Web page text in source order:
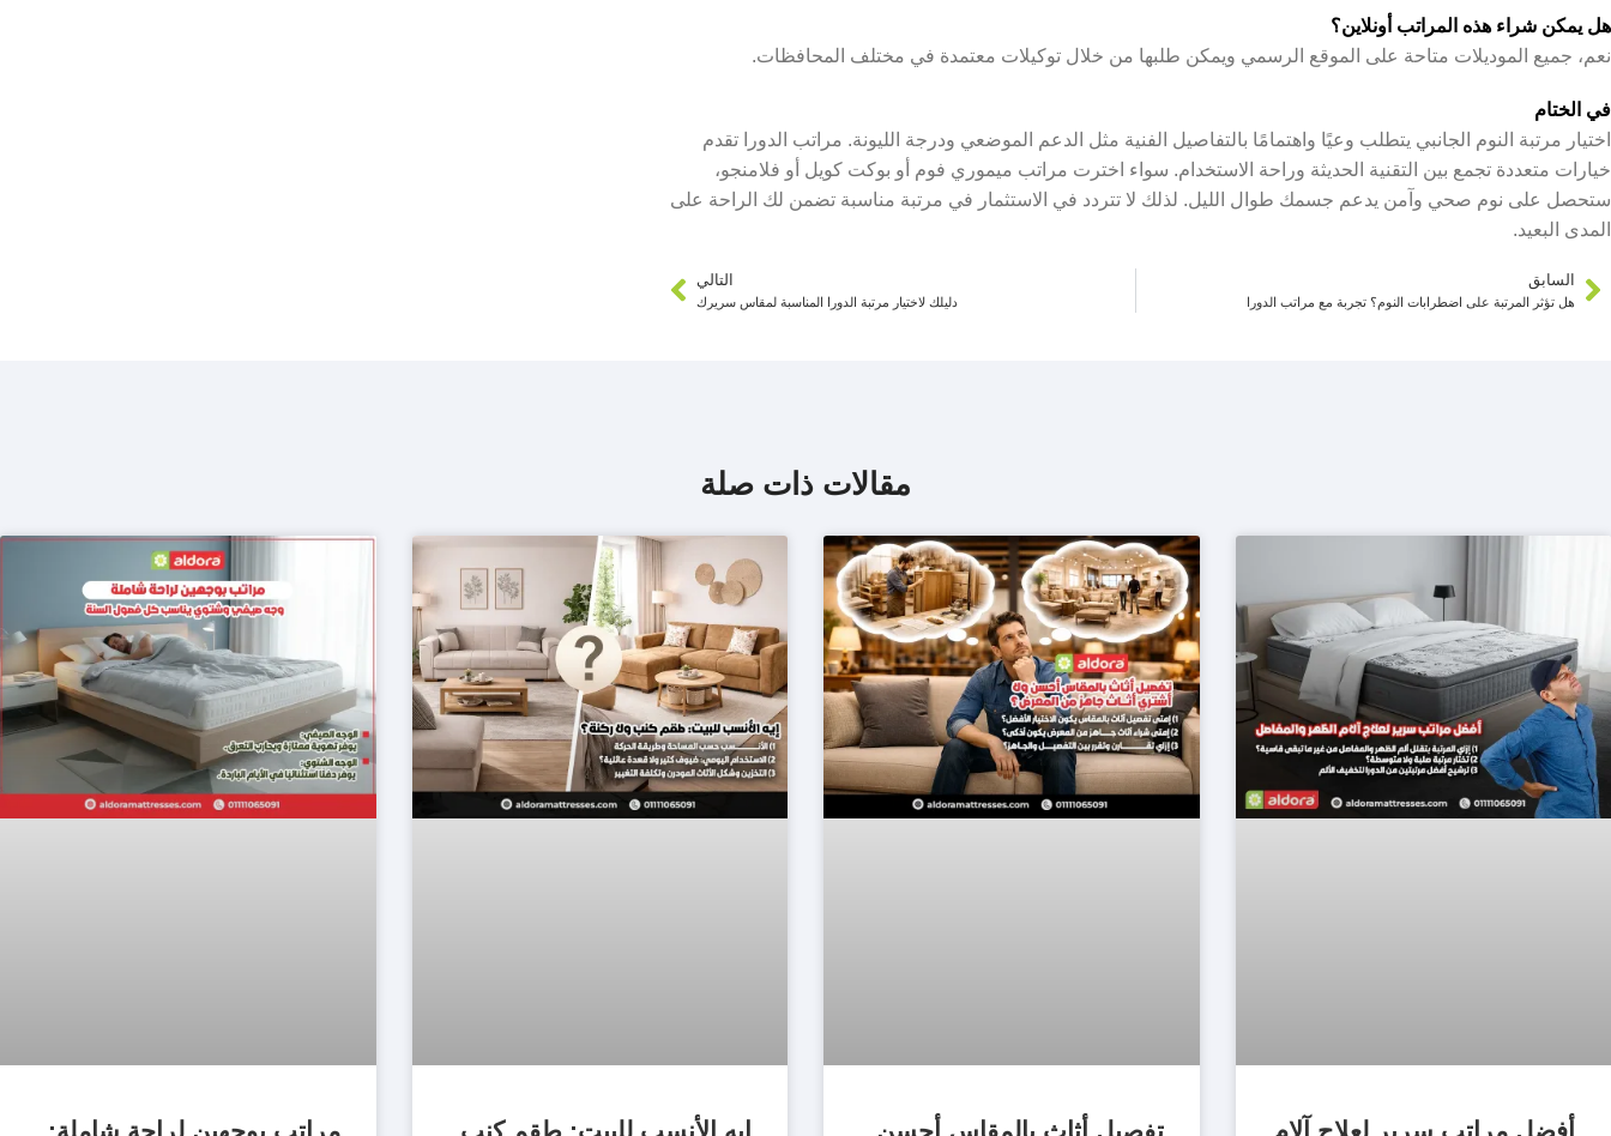
هل يمكن شراء هذه المراتب أونلاين؟
نعم، جميع الموديلات متاحة على الموقع الرسمي ويمكن طلبها من خلال توكيلات معتمدة في مختلف المحافظات.
في الختام
اختيار مرتبة النوم الجانبي يتطلب وعيًا واهتمامًا بالتفاصيل الفنية مثل الدعم الموضعي ودرجة الليونة. مراتب الدورا تقدم
خيارات متعددة تجمع بين التقنية الحديثة وراحة الاستخدام. سواء اخترت مراتب ميموري فوم أو بوكت كويل أو فلامنجو،
ستحصل على نوم صحي وآمن يدعم جسمك طوال الليل. لذلك لا تتردد في الاستثمار في مرتبة مناسبة تضمن لك الراحة على
المدى البعيد.
السابق
هل تؤثر المرتبة على اضطرابات النوم؟ تجربة مع مراتب الدورا
التالي
دليلك لاختيار مرتبة الدورا المناسبة لمقاس سريرك
مقالات ذات صلة